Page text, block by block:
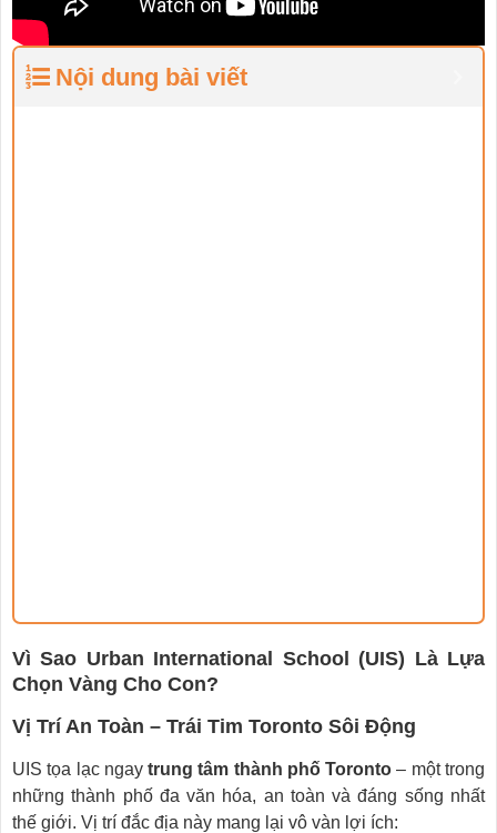
Nội dung bài viết
Vì Sao Urban International School (UIS) Là Lựa
Chọn Vàng Cho Con?
Vị Trí An Toàn – Trái Tim Toronto Sôi Động
UIS tọa lạc ngaytrung tâm thành phố Toronto – một trong
những thành phố đa văn hóa, an toàn và đáng sống nhất
thế giới. Vị trí đắc địa này mang lại vô vàn lợi ích: